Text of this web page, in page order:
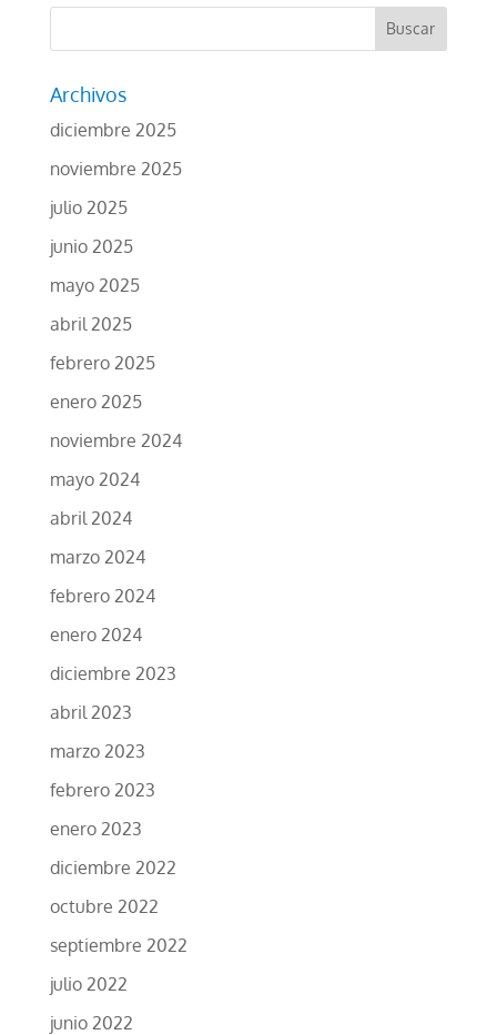
Archivos
diciembre 2025
noviembre 2025
julio 2025
junio 2025
mayo 2025
abril 2025
febrero 2025
enero 2025
noviembre 2024
mayo 2024
abril 2024
marzo 2024
febrero 2024
enero 2024
diciembre 2023
abril 2023
marzo 2023
febrero 2023
enero 2023
diciembre 2022
octubre 2022
septiembre 2022
julio 2022
junio 2022